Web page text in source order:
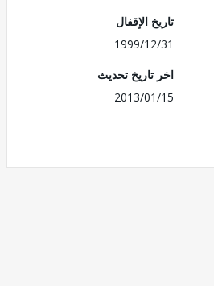
تاريخ الإقفال
1999/12/31
اخر تاريخ تحديث
2013/01/15